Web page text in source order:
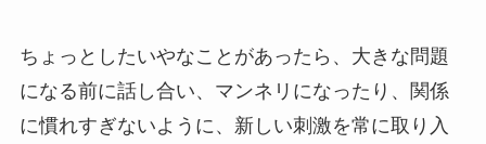
ちょっとしたいやなことがあったら、大きな問題
になる前に話し合い、マンネリになったり、関係
に慣れすぎないように、新しい刺激を常に取り入